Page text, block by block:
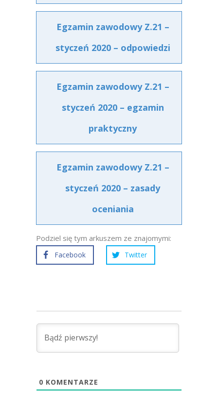
Egzamin zawodowy Z.21 –
styczeń 2020 – odpowiedzi
Egzamin zawodowy Z.21 –
styczeń 2020 – egzamin
praktyczny
Egzamin zawodowy Z.21 –
styczeń 2020 – zasady
oceniania
Podziel się tym arkuszem ze znajomymi:
Facebook Twitter
0 KOMENTARZE